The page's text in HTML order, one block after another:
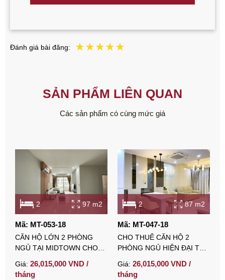
Đánh giá bài đăng:
SẢN PHẨM LIÊN QUAN
Các sản phẩm có cùng mức giá
2 97 m2
Mã: MT-053-18
CĂN HỘ LỚN 2 PHÒNG
NGỦ TẠI MIDTOWN CHO
THẤT VÀ BỒN TẮM
Giá: 26,015,000 VND /
tháng
2 87 m2
Mã: MT-047-18
CHO THUÊ CĂN HỘ 2
PHÒNG NGỦ HIỆN ĐẠI TẠI
THẤT
Giá: 26,015,000 VND /
tháng